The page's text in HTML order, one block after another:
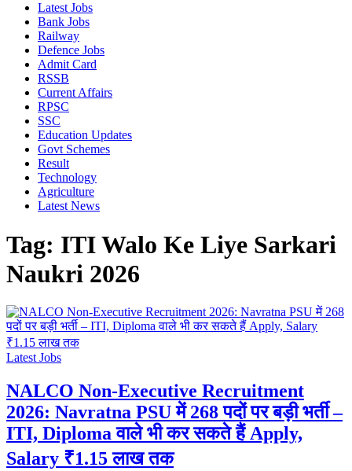
Latest Jobs
Bank Jobs
Railway
Defence Jobs
Admit Card
RSSB
Current Affairs
RPSC
SSC
Education Updates
Govt Schemes
Result
Technology
Agriculture
Latest News
Tag: ITI Walo Ke Liye Sarkari
Naukri 2026
Latest Jobs
NALCO Non-Executive Recruitment
2026: Navratna PSU में 268 पदों पर बड़ी भर्ती –
ITI, Diploma वाले भी कर सकते हैं Apply,
Salary ₹1.15 लाख तक